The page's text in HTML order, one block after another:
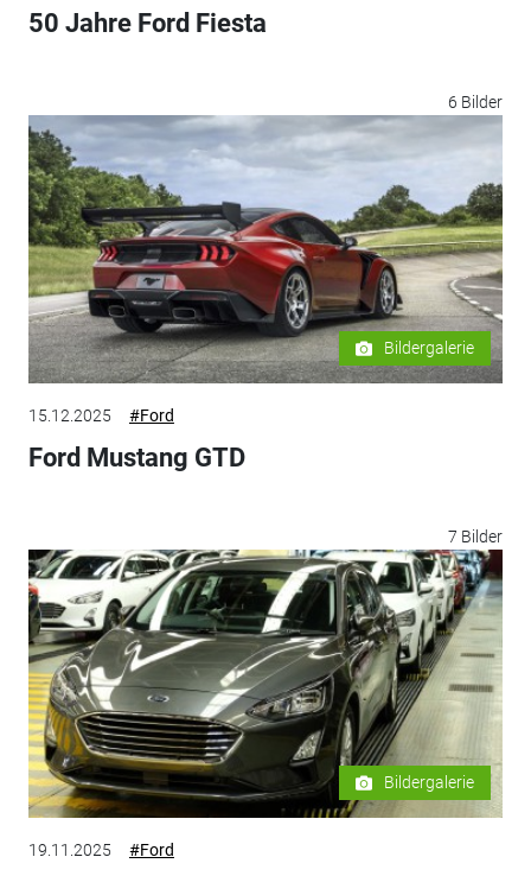
50 Jahre Ford Fiesta
6 Bilder
Bildergalerie
15.12.2025 #Ford
Ford Mustang GTD
7 Bilder
Bildergalerie
19.11.2025 #Ford